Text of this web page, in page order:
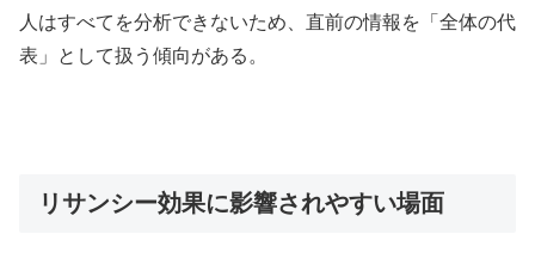
人はすべてを分析できないため、直前の情報を「全体の代
表」として扱う傾向がある。
リサンシー効果に影響されやすい場面